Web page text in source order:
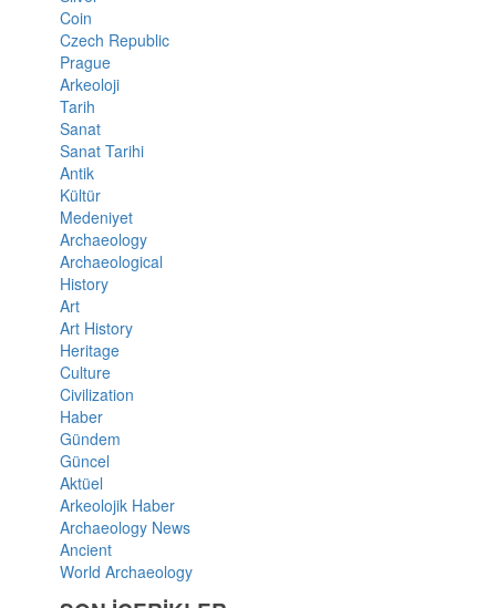
Coin
Czech Republic
Prague
Arkeoloji
Tarih
Sanat
Sanat Tarihi
Antik
Kültür
Medeniyet
Archaeology
Archaeological
History
Art
Art History
Heritage
Culture
Civilization
Haber
Gündem
Güncel
Aktüel
Arkeolojik Haber
Archaeology News
Ancient
World Archaeology